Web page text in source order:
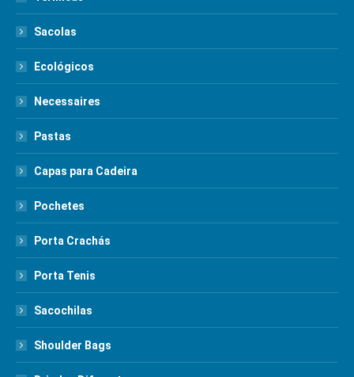
Sacolas
Ecológicos
Necessaires
Pastas
Capas para Cadeira
Pochetes
Porta Crachás
Porta Tenis
Sacochilas
Shoulder Bags